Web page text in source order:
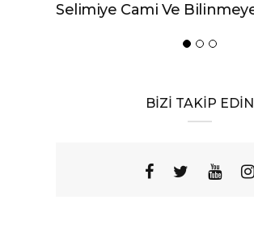
Selimiye Cami Ve Bilinmeyenleri
BİZİ TAKİP EDİN